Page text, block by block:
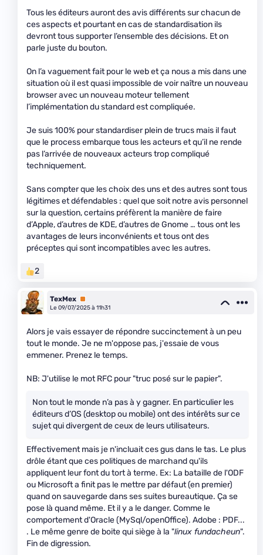
Tous les éditeurs auront des avis différents sur chacun de
ces aspects et pourtant en cas de standardisation ils
devront tous supporter l’ensemble des décisions. Et on
parle juste du bouton.
On l’a vaguement fait pour le web et ça nous a mis dans une
situation où il est quasi impossible de voir naître un nouveau
browser avec un nouveau moteur tellement
l’implémentation du standard est compliquée.
Je suis 100% pour standardiser plein de trucs mais il faut
que le process embarque tous les acteurs et qu’il ne rende
pas l’arrivée de nouveaux acteurs trop compliqué
techniquement.
Sans compter que les choix des uns et des autres sont tous
légitimes et défendables : quel que soit notre avis personnel
sur la question, certains préfèrent la manière de faire
d’Apple, d’autres de KDE, d’autres de Gnome … tous ont les
avantages de leurs inconvénients et tous ont des
préceptes qui sont incompatibles avec les autres.
2
TexMex Premium
Le 09/07/2025 à 11h31
Alors je vais essayer de répondre succinctement à un peu
tout le monde. Je ne m'oppose pas, j'essaie de vous
emmener. Prenez le temps.
NB: J'utilise le mot RFC pour "truc posé sur le papier".
Non tout le monde n’a pas à y gagner. En particulier les
éditeurs d’OS (desktop ou mobile) ont des intérêts sur ce
sujet qui divergent de ceux de leurs utilisateurs.
Effectivement mais je n'incluait ces gus dans le tas. Le plus
drôle étant que ces politiques de marchand qu'ils
appliquent leur font du tort à terme. Ex: La bataille de l'ODF
ou Microsoft a finit pas le mettre par défaut (en premier)
quand on sauvegarde dans ses suites bureautique. Ça se
pose là quand même. Et il y a le danger. Comme le
comportement d'Oracle (MySql/openOffice). Adobe : PDF...
. Le même genre de boite qui siège à la "linux fundacheun".
Fin de digression.